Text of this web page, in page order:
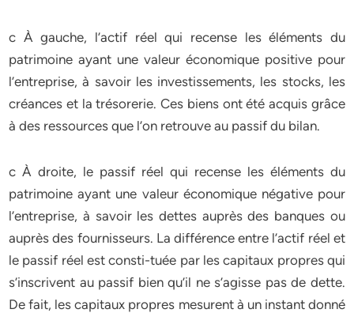
c À gauche, l’actif réel qui recense les éléments du
patrimoine ayant une valeur économique positive pour
l’entreprise, à savoir les investissements, les stocks, les
créances et la trésorerie. Ces biens ont été acquis grâce
à des ressources que l’on retrouve au passif du bilan.
c À droite, le passif réel qui recense les éléments du
patrimoine ayant une valeur économique négative pour
l’entreprise, à savoir les dettes auprès des banques ou
auprès des fournisseurs. La différence entre l’actif réel et
le passif réel est consti-tuée par les capitaux propres qui
s’inscrivent au passif bien qu’il ne s’agisse pas de dette.
De fait, les capitaux propres mesurent à un instant donné